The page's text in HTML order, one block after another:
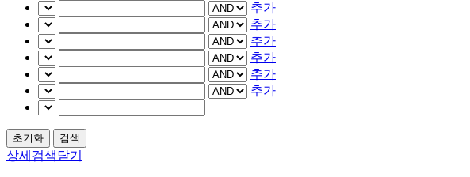
추가
추가
추가
추가
추가
추가
상세검색닫기